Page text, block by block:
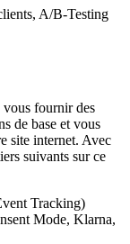
A/B-Testing
vous fournir des
de base et vous
site internet. Avec
suivants sur ce
Tracking)
Mode, Klarna,